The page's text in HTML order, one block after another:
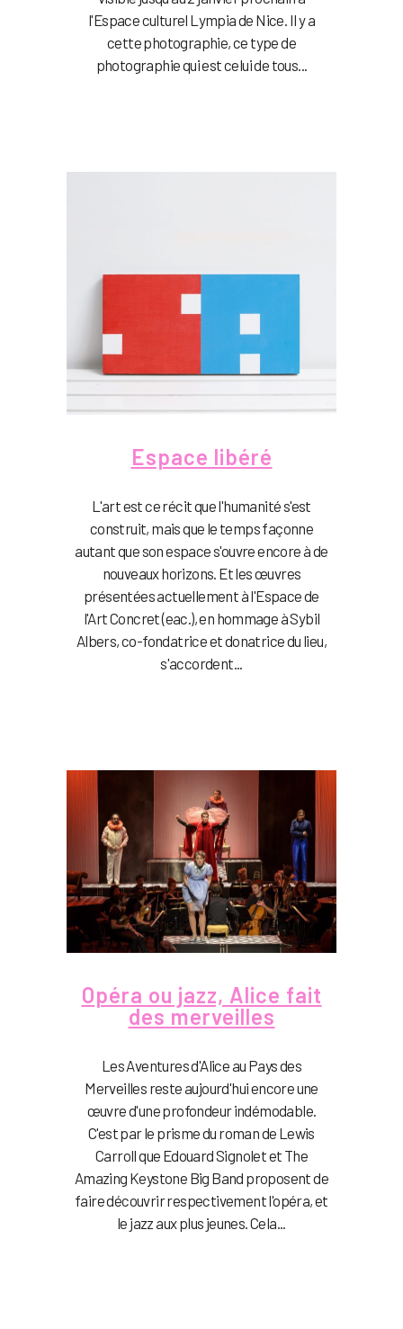
l'Espace culturel Lympia de Nice. Il y a
cette photographie, ce type de
photographie qui est celui de tous...
Espace libéré
L'art est ce récit que l'humanité s'est
construit, mais que le temps façonne
autant que son espace s'ouvre encore à de
nouveaux horizons. Et les œuvres
présentées actuellement à l'Espace de
l'Art Concret (eac.), en hommage à Sybil
Albers, co-fondatrice et donatrice du lieu,
s'accordent...
Opéra ou jazz, Alice fait
des merveilles
Les Aventures d'Alice au Pays des
Merveilles reste aujourd'hui encore une
œuvre d'une profondeur indémodable.
C'est par le prisme du roman de Lewis
Carroll que Edouard Signolet et The
Amazing Keystone Big Band proposent de
faire découvrir respectivement l'opéra, et
le jazz aux plus jeunes. Cela...